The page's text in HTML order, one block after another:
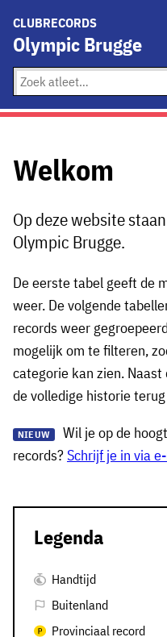
CLUBRECORDS
Olympic Brugge
Welkom
Op deze website
Olympic Brugge.
De eerste tabel geeft de
weer. De volgende
records weer
mogelijk om te filteren,
categorie kan zien.
de volledige historie
NIEUW
Wil je op de
records? Schrijf je in via
Legenda
Handtijd
Buitenland
Provinciaal record